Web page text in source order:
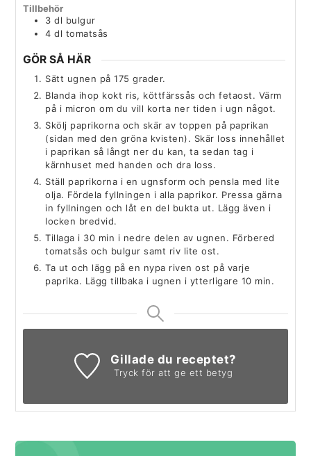
Tillbehör
3 dl bulgur
4 dl tomatsås
GÖR SÅ HÄR
Sätt ugnen på 175 grader.
Blanda ihop kokt ris, köttfärssås och fetaost. Värm
på i micron om du vill korta ner tiden i ugn något.
Skölj paprikorna och skär av toppen på paprikan
(sidan med den gröna kvisten). Skär loss innehållet
i paprikan så långt ner du kan, ta sedan tag i
kärnhuset med handen och dra loss.
Ställ paprikorna i en ugnsform och pensla med lite
olja. Fördela fyllningen i alla paprikor. Pressa gärna
in fyllningen och låt en del bukta ut. Lägg även i
locken bredvid.
Tillaga i 30 min i nedre delen av ugnen. Förbered
tomatsås och bulgur samt riv lite ost.
Ta ut och lägg på en nypa riven ost på varje
paprika. Lägg tillbaka i ugnen i ytterligare 10 min.
Gillade du receptet?
Tryck för att ge ett betyg